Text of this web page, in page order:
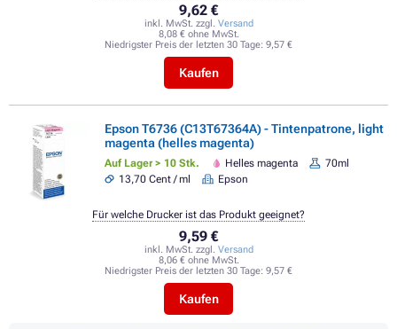
9,62 €
inkl. MwSt. zzgl. Versand
8,08 € ohne MwSt.
Niedrigster Preis der letzten 30 Tage: 9,57 €
Kaufen
Epson T6736 (C13T67364A) - Tintenpatrone, light
magenta (helles magenta)
Auf Lager > 10 Stk. Helles magenta
70ml
13,70 Cent / ml
Epson
9,59 €
inkl. MwSt. zzgl. Versand
8,06 € ohne MwSt.
Niedrigster Preis der letzten 30 Tage: 9,57 €
Kaufen
Für welche Drucker ist das Produkt geeignet?